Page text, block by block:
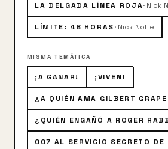
LA DELGADA LÍNEA ROJA· Nick
LÍMITE: 48 HORAS· Nick Nolte
MISMA TEMÁTICA
¡A GANAR! ¡VIVEN!
¿A QUIÉN AMA GILBERT
¿QUIÉN ENGAÑÓ A ROGER
007 AL SERVICIO SECRETO DE